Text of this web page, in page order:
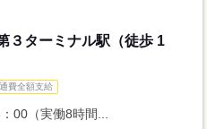
３ターミナル駅（徒歩 1
費全額支給
00（実働8時間...